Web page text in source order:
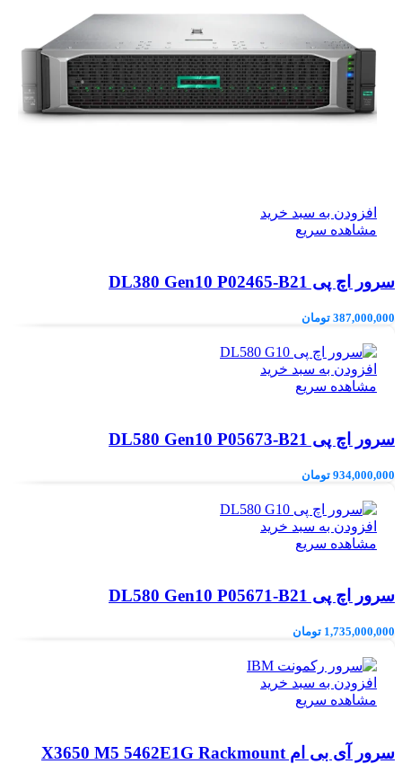
افزودن به سبد خرید
مشاهده سریع
سرور اچ پی DL380 Gen10 P02465-B21
387,000,000 تومان
افزودن به سبد خرید
مشاهده سریع
سرور اچ پی DL580 Gen10 P05673-B21
934,000,000 تومان
افزودن به سبد خرید
مشاهده سریع
سرور اچ پی DL580 Gen10 P05671-B21
1,735,000,000 تومان
افزودن به سبد خرید
مشاهده سریع
سرور آی بی ام X3650 M5 5462E1G Rackmount